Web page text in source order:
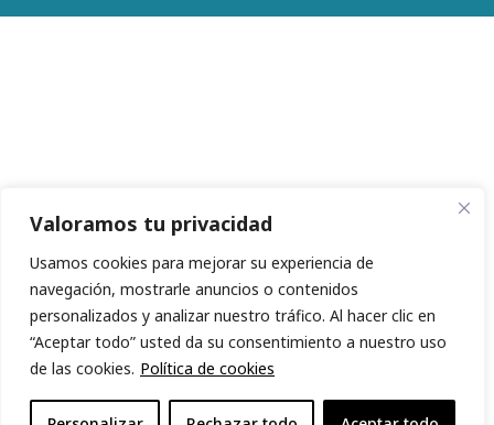
Valoramos tu privacidad
Usamos cookies para mejorar su experiencia de
navegación, mostrarle anuncios o contenidos
personalizados y analizar nuestro tráfico. Al hacer clic en
“Aceptar todo” usted da su consentimiento a nuestro uso
de las cookies. Política de cookies